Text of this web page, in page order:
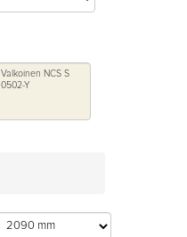
Valkoinen NCS S
0502-Y